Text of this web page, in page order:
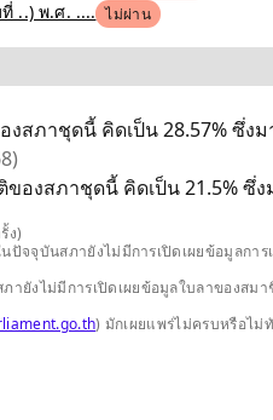
..) พ.ศ. .... ไม่ผ่าน
ภาชุดนี้ คิดเป็น 28.57% ซึ่ง
งสภาชุดนี้ คิดเป็น 21.5% ซึ่
ง)
ปัจจุบันสภายังไม่มีการเปิดเผยข้อมูลกา
ยังไม่มีการเปิดเผยข้อมูลใบลาของส
) มักเผยแพร่ไม่ครบหรือไม่